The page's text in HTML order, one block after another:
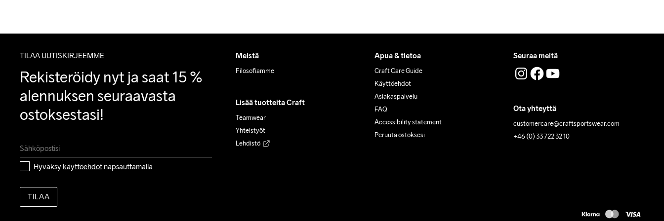
TILAA UUTISKIRJEEMME
Rekisteröidy nyt ja saat 15 %
alennuksen seuraavasta
ostoksestasi!
Hyväksy käyttöehdot napsauttamalla
TILAA
Meistä
Filosofiamme
Lisää tuotteita Craft
Teamwear
Yhteistyöt
Lehdistö
Apua & tietoa
Craft Care Guide
Käyttöehdot
Asiakaspalvelu
FAQ
Accessibility statement
Peruuta ostoksesi
Seuraa meitä
Ota yhteyttä
customercare@craftsportswear.com
+46 (0) 33 722 32 10